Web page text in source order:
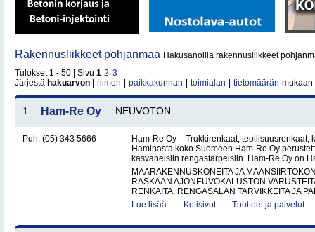
Rakennusliikkeet pohjanmaa Hakusanoilla rakennusliikkeet
Tulokset 1 - 50 | Sivu 1 2 3
Järjestä hakuarvon nimen paikkakunnan toimialan tietomäärän mukaan
1. Ham-Re Oy NEUVOTON
Puh. (05) 343 5666
Ham-Re Oy – Trukkirenkaat, teollisuusrenkaat,
Haminasta koko Suomeen Ham-Re Oy
kasvaneisiin rengastarpeisiin. Ham-Re Oy on
MAARAKENNUSKONEITA JA
RASKAAN AJONEUVOKALUSTON
RENKAITA, RENGASALAN TARVIKKEITA JA
Lue lisää..
Kotisivut Tuotteet ja palvelut